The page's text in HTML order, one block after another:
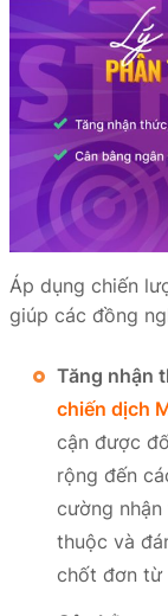
Áp dụng chiến
giúp các đồng
Tăng nhận
chiến dịch
cận được
rộng đến
cường
thuộc và
chốt đơn từ